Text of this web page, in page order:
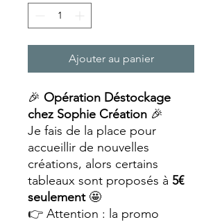
Ajouter au panier
🎉 Opération Déstockage
chez Sophie Création 🎉
Je fais de la place pour
accueillir de nouvelles
créations, alors certains
tableaux sont proposés à 5€
seulement🤩
👉 Attention : la promo